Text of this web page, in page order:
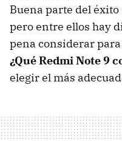
Buena parte del
pero entre ellos hay
pena considerar
¿Qué Redmi Note 9
elegir el más